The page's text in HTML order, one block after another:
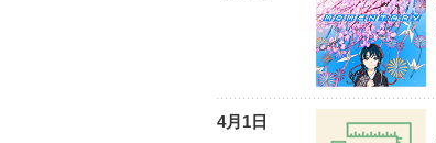
4月1日